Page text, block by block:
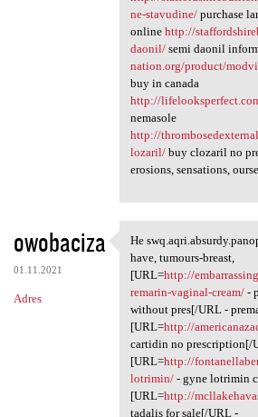
ne-stavudine/purchase
online http://
daonil/semi daonil
nation.org/product/
buy in canada
http://
nemasole
http://
lozaril/buy clozaril no
erosions, sensations,
owobaciza
01.11.2021
Adres
He swq.aqri.absurdy
He
have, tumours-breast,
[URL=http://
remarin-vaginal-cream/-
without pres[/URL -
[URL=http://
cartidin no prescription[/
[URL=http://
lotrimin/- gyne lotrimin
[URL=http://
tadalis for sale[/URL -